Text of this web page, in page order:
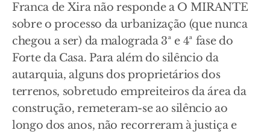
Franca de Xira não responde a O MIRANTE
sobre o processo da urbanização (que nunca
chegou a ser) da malograda 3ª e 4ª fase do
Forte da Casa. Para além do silêncio da
autarquia, alguns dos proprietários dos
terrenos, sobretudo empreiteiros da área da
construção, remeteram-se ao silêncio ao
longo dos anos, não recorreram à justiça e